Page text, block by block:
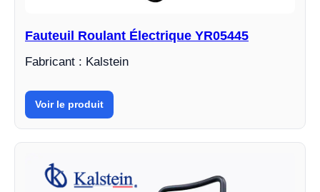
Fauteuil Roulant Électrique YR05445
Fabricant : Kalstein
Voir le produit